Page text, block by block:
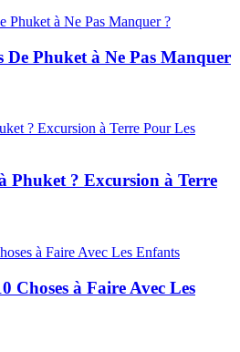
De Phuket à Ne Pas Manquer
Phuket ? Excursion à Terre
Choses à Faire Avec Les